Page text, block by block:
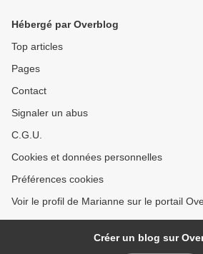
Hébergé par Overblog
Top articles
Pages
Contact
Signaler un abus
C.G.U.
Cookies et données personnelles
Préférences cookies
Voir le profil de Marianne sur le portail
Créer un blog sur